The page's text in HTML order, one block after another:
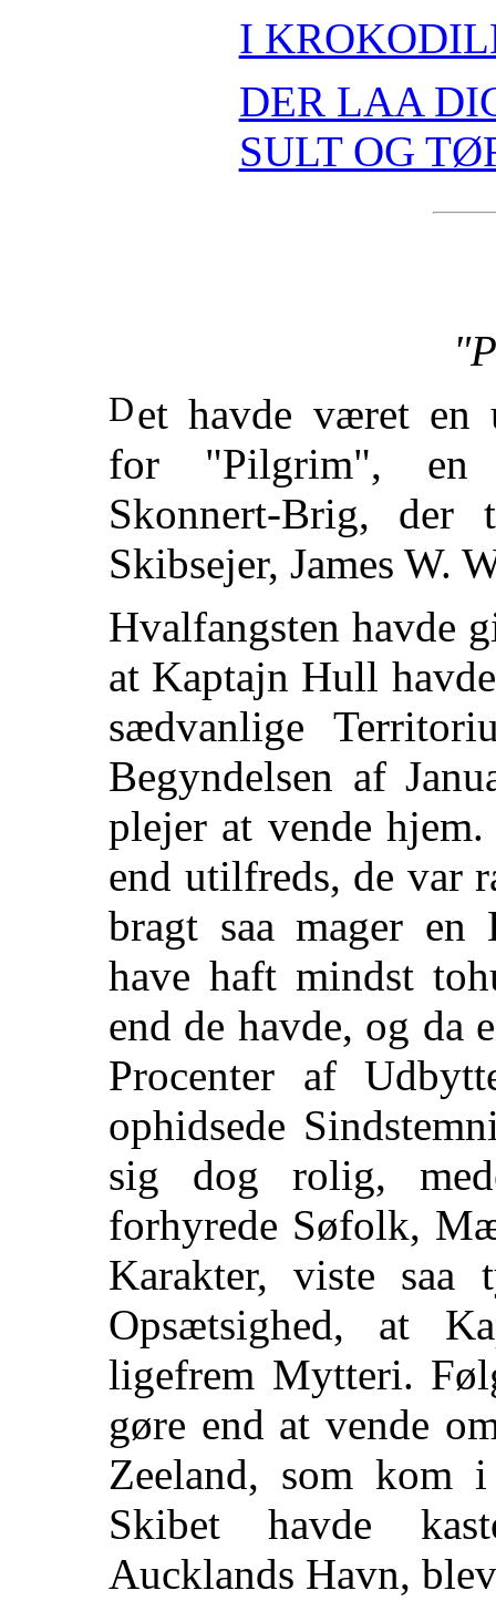
I
DER LAA
SULT OG
Det havde været en usædvanlig uheldig Sæson
for "Pilgrim", en
Skonnert-Brig,
Skibsejer, James W.
Hvalfangsten havde
at Kaptajn Hull
sædvanlige
Begyndelsen af
plejer at vende
end utilfreds, de var
bragt saa mager
have haft mindst
end de havde, og da
Procenter af
ophidsede
sig dog rolig,
forhyrede Søfolk,
Karakter, viste saa
Opsætsighed, at
ligefrem Mytteri.
gøre end at vende
Zeeland, som kom
Skibet havde
Aucklands Havn,